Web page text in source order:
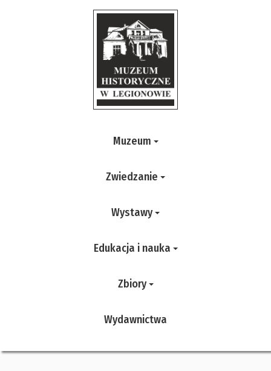
Muzeum
Zwiedzanie
Wystawy
Edukacja i nauka
Zbiory
Wydawnictwa